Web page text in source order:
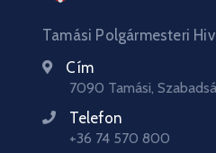
Tamási Polgármesteri
Cím
7090 Tamási,
Telefon
+36 74 570 800